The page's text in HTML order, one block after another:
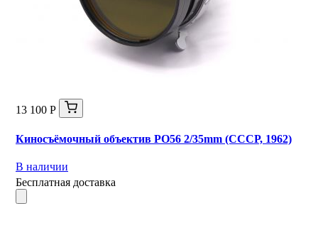
13 100 Р
Киносъёмочный объектив РО56 2/35mm (СССР, 1962)
В наличии
Бесплатная доставка